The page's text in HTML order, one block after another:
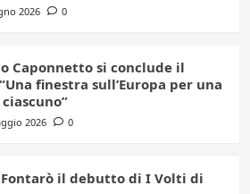
2026 0
Caponnetto si conclude il
finestra sull’Europa per una
2026 0
il debutto di I Volti di